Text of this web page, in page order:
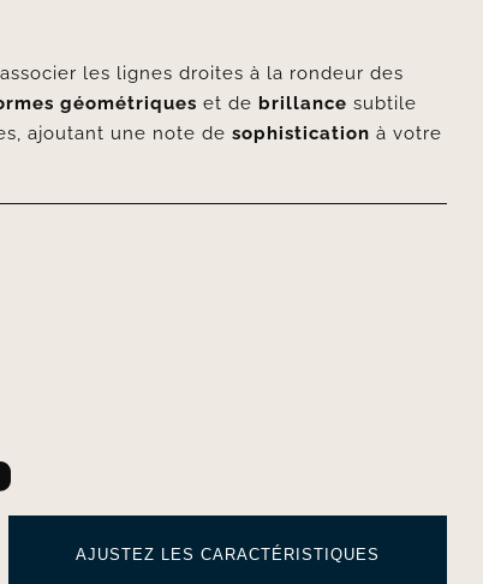
les lignes droites à la rondeur des
géométriques et de brillance subtile
ajoutant une note desophistication à votre
AJUSTEZ LES CARACTÉRISTIQUES